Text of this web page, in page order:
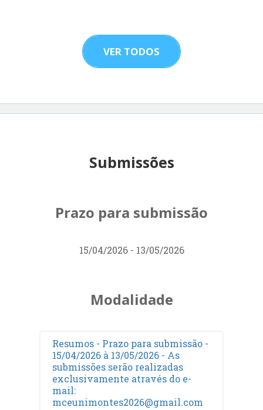
VER TODOS
Submissões
Prazo para submissão
15/04/2026 - 13/05/2026
Modalidade
Resumos - Prazo para submissão -
15/04/2026 à 13/05/2026 - As
submissões serão realizadas
exclusivamente através do e-
mail:
mceunimontes2026@gmail.com